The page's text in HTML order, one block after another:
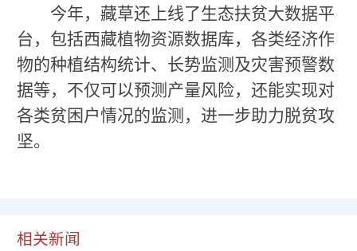
今年，藏草还上线了生态扶贫大数据平
台，包括西藏植物资源数据库，各类经济作
物的种植结构统计、长势监测及灾害预警数
据等，不仅可以预测产量风险，还能实现对
各类贫困户情况的监测，进一步助力脱贫攻
坚。
相关新闻